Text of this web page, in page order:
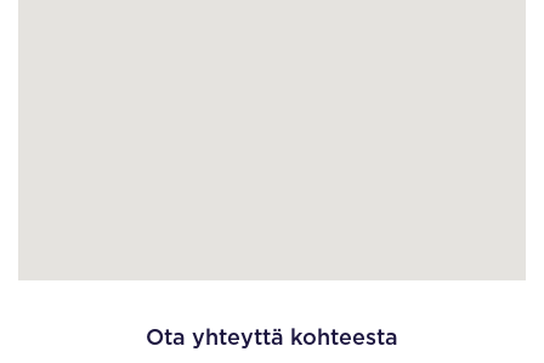
Ota yhteyttä kohteesta